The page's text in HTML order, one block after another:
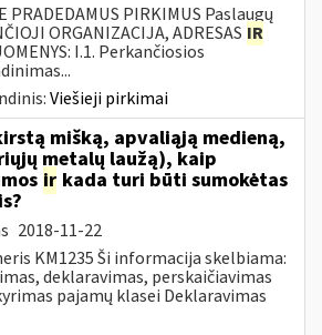
PRADEDAMUS PIRKIMUS Paslaugų
ORGANIZACIJA, ADRESAS IR
I.1. Perkančiosios
Viešieji pirkimai
mišką, apvaliąją medieną,
metalų laužą), kaip
ir kada turi būti sumokėtas
2018-11-22
KM1235 Ši informacija skelbiama:
deklaravimas, perskaičiavimas
pajamų klasei Deklaravimas